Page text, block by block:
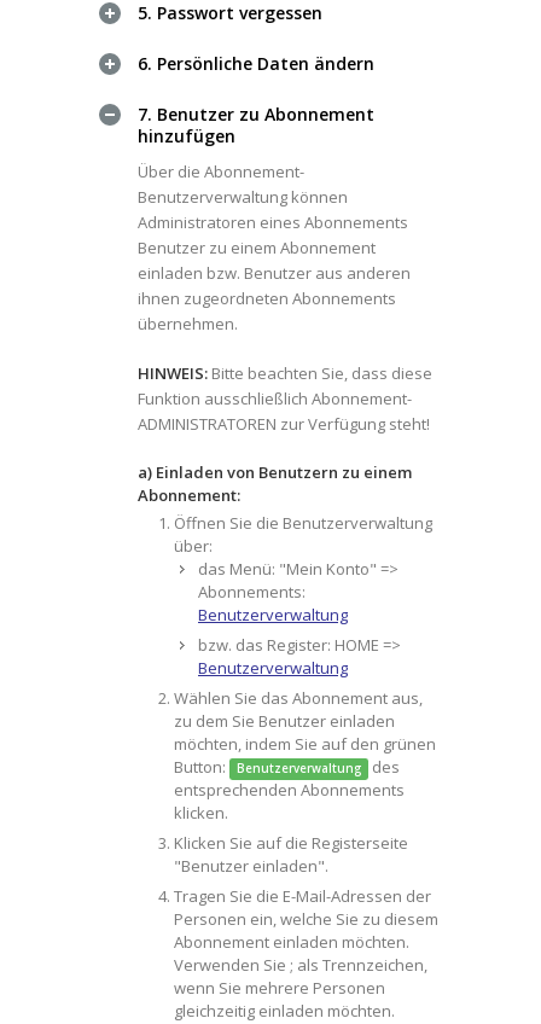
5. Passwort vergessen
6. Persönliche Daten ändern
7. Benutzer zu Abonnement
hinzufügen
Über die Abonnement-
Benutzerverwaltung können
Administratoren eines Abonnements
Benutzer zu einem Abonnement
einladen bzw. Benutzer aus anderen
ihnen zugeordneten Abonnements
übernehmen.
HINWEIS: Bitte beachten Sie, dass diese
Funktion ausschließlich Abonnement-
ADMINISTRATOREN zur Verfügung steht!
a) Einladen von Benutzern zu einem
Abonnement:
Öffnen Sie die Benutzerverwaltung
über:
das Menü: "Mein Konto" =>
Abonnements:
Benutzerverwaltung
bzw. das Register: HOME =>
Benutzerverwaltung
Wählen Sie das Abonnement aus,
zu dem Sie Benutzer einladen
möchten, indem Sie auf den grünen
Button:
Benutzerverwaltung des
entsprechenden Abonnements
klicken.
Klicken Sie auf die Registerseite
"Benutzer einladen".
Tragen Sie die E-Mail-Adressen der
Personen ein, welche Sie zu diesem
Abonnement einladen möchten.
Verwenden Sie ; als Trennzeichen,
wenn Sie mehrere Personen
gleichzeitig einladen möchten.